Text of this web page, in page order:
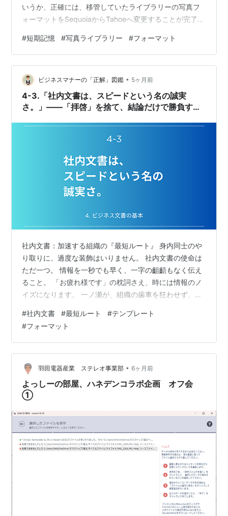
いうか、正確には、移管していたライブラリーの写真フ
ォーマットをSequoiaからTahoeへ変更することが完了し
下のようにフォーマットを変換するのに時間がかかるよ
うなことが書いてあるが、昨日のブログにリンボウ先生
の本のことを投稿したが、その本に書いてあった短期記
憶の劣化によって、このブログに書いたことを正確に覚
えていなくて、また、あたふたしてしまった…
#短期記憶 #写真ライブラリー #フォーマット
ビジネスマナーの「正解」図鑑 • 5ヶ月前
4-3.「社内文書は、スピードという名の誠実
さ。」——「拝啓」を捨て、結論だけで勝負する
社内文書：加速する組織の『最短ルート』 身内同士のや
り取りに、過度な装飾はいりません。 社内文書の使命は
ただ一つ。 情報を一秒でも早く、一字の齟齬もなく伝え
ること。 「お疲れ様です」の枕詞さえ、時には情報のノ
イズになります。 一ノ瀬が、組織の歯車を狂わせず、ス
します。
#社内文書 #最短ルート #テンプレート
#フォーマット
羽田電器産業 ステレオ事業部 • 6ヶ月前
よっしーの部屋、ハネデンコラボ企画 オフ会
①